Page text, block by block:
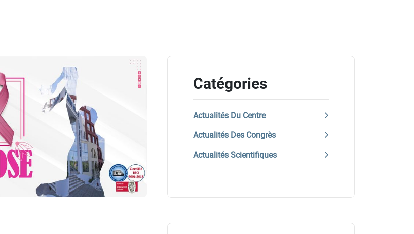
Catégories
Actualités Du Centre
Actualités Des Congrès
Actualités Scientifiques